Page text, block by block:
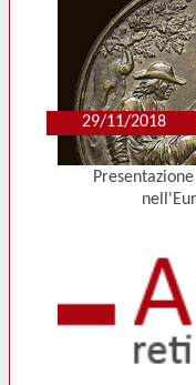
29/11/2018